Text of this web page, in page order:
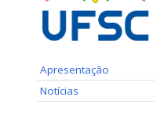
Apresentação
Notícias